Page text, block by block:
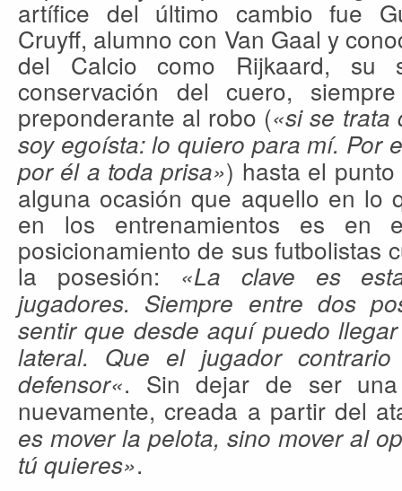
artífice del último cambio fue
Cruyff, alumno con Van Gaal y
del Calcio como Rijkaard, su
conservación del cuero,
preponderante al robo («si se trata
soy egoísta: lo quiero para mí. Por
por él a toda prisa») hasta el
alguna ocasión que aquello en lo
en los entrenamientos es en
posicionamiento de sus futbolistas
la posesión: «La clave es
jugadores. Siempre entre dos
sentir que desde aquí puedo
lateral. Que el jugador
defensor«. Sin dejar de ser una
nuevamente, creada a partir del
es mover la pelota, sino mover al
tú quieres».